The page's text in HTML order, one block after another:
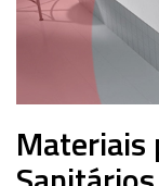
Materiais